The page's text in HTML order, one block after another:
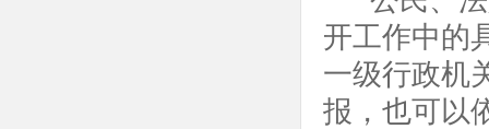
开工作中的
一级行政机
报，也可以